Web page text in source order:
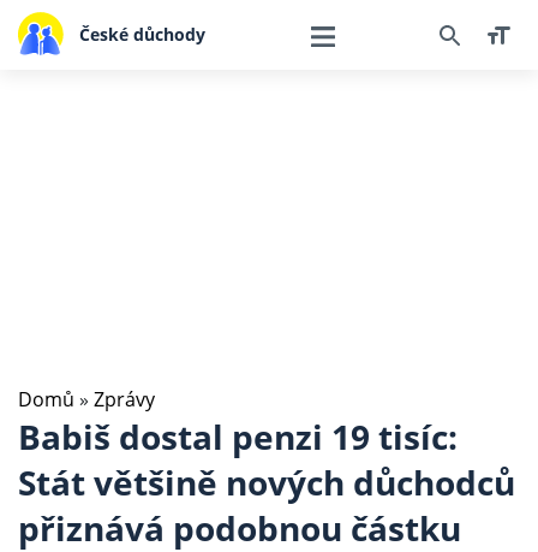
České důchody
Domů » Zprávy
Babiš dostal penzi 19 tisíc:
Stát většině nových důchodců
přiznává podobnou částku